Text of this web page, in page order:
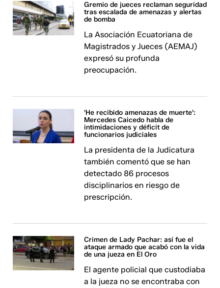
Gremio de jueces reclaman seguridad
tras escalada de amenazas y alertas
de bomba
La​​​ Asociación Ecuatoriana de
Magistrados y Jueces (AEMAJ)
expresó su profunda
preocupación.
'He recibido amenazas de muerte':
Mercedes Caicedo habla de
intimidaciones y déficit de
funcionarios judiciales
La presidenta de la Judicatura
también comentó que se han
detectado 86 procesos
disciplinarios en riesgo de
prescripción.
Crimen de Lady Pachar: así fue el
ataque armado que acabó con la vida
de una jueza en El Oro
El agente policial que custodiaba
a la jueza no se encontraba con